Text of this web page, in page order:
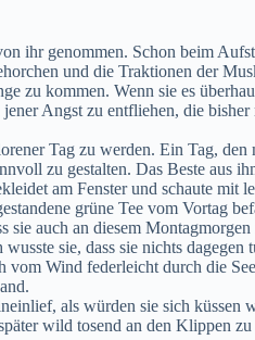
ihr genommen. Schon beim
und die Traktionen der
zu kommen. Wenn sie es
Angst zu entfliehen, die
Tag zu werden. Ein Tag,
zu gestalten. Das Beste aus
am Fenster und schaute
grüne Tee vom Vortag
sie auch an diesem
sie, dass sie nichts
Wind federleicht durch die
als würden sie sich küssen
wild tosend an den Klippen